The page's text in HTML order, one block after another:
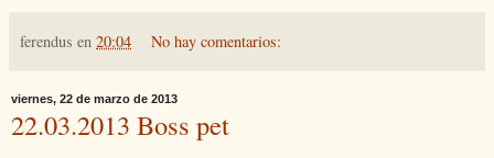
ferendus en 20:04 No hay comentarios:
viernes, 22 de marzo de 2013
22.03.2013 Boss pet